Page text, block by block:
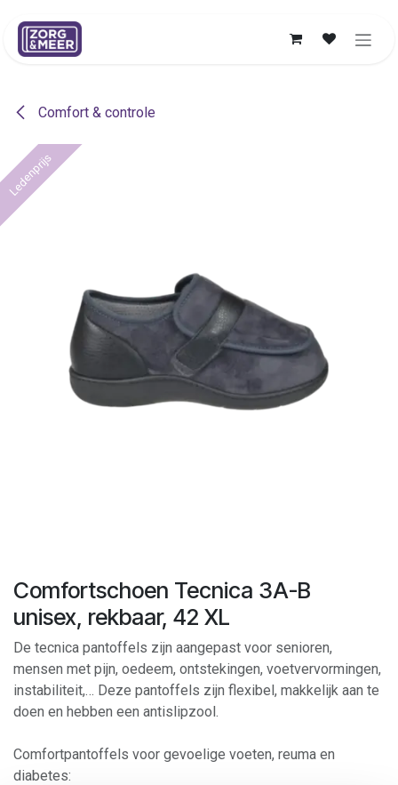
Comfort & controle
Ledenprijs
Comfortschoen Tecnica 3A-B
unisex, rekbaar, 42 XL
De tecnica pantoffels zijn aangepast voor senioren,
mensen met pijn, oedeem, ontstekingen, voetvervormingen,
instabiliteit,… Deze pantoffels zijn flexibel, makkelijk aan te
doen en hebben een antislipzool.
Comfortpantoffels voor gevoelige voeten, reuma en
diabetes: